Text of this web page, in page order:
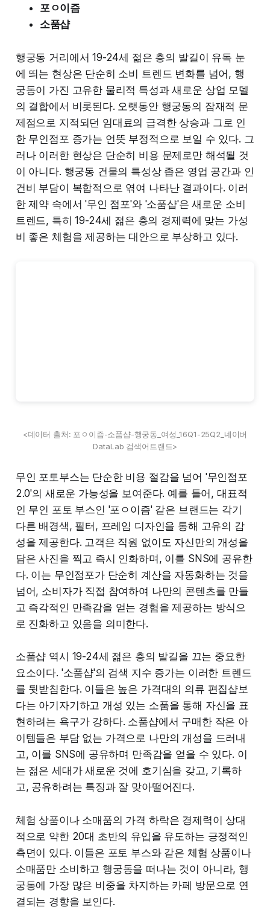
포ㅇ이즘
소품샵
행궁동 거리에서 19-24세 젊은 층의 발길이 유독 눈
에 띄는 현상은 단순히 소비 트렌드 변화를 넘어, 행
궁동이 가진 고유한 물리적 특성과 새로운 상업 모델
의 결합에서 비롯된다. 오랫동안 행궁동의 잠재적 문
제점으로 지적되던 임대료의 급격한 상승과 그로 인
한 무인점포 증가는 언뜻 부정적으로 보일 수 있다. 그
러나 이러한 현상은 단순히 비용 문제로만 해석될 것
이 아니다. 행궁동 건물의 특성상 좁은 영업 공간과 인
건비 부담이 복합적으로 엮여 나타난 결과이다. 이러
한 제약 속에서 '무인 점포'와 '소품샵'은 새로운 소비
트렌드, 특히 19-24세 젊은 층의 경제력에 맞는 가성
비 좋은 체험을 제공하는 대안으로 부상하고 있다.
<데이터 출처: 포ㅇ이즘-소품샵-행궁동_여성_16Q1-25Q2_네이버
DataLab 검색어트랜드>
무인 포토부스는 단순한 비용 절감을 넘어 '무인점포
2.0'의 새로운 가능성을 보여준다. 예를 들어, 대표적
인 무인 포토 부스인 '포ㅇ이즘' 같은 브랜드는 각기
다른 배경색, 필터, 프레임 디자인을 통해 고유의 감
성을 제공한다. 고객은 직원 없이도 자신만의 개성을
담은 사진을 찍고 즉시 인화하며, 이를 SNS에 공유한
다. 이는 무인점포가 단순히 계산을 자동화하는 것을
넘어, 소비자가 직접 참여하여 나만의 콘텐츠를 만들
고 즉각적인 만족감을 얻는 경험을 제공하는 방식으
로 진화하고 있음을 의미한다.
소품샵 역시 19-24세 젊은 층의 발길을 끄는 중요한
요소이다. '소품샵'의 검색 지수 증가는 이러한 트렌드
를 뒷받침한다. 이들은 높은 가격대의 의류 편집샵보
다는 아기자기하고 개성 있는 소품을 통해 자신을 표
현하려는 욕구가 강하다. 소품샵에서 구매한 작은 아
이템들은 부담 없는 가격으로 나만의 개성을 드러내
고, 이를 SNS에 공유하며 만족감을 얻을 수 있다. 이
는 젊은 세대가 새로운 것에 호기심을 갖고, 기록하
고, 공유하려는 특징과 잘 맞아떨어진다.
체험 상품이나 소매품의 가격 하락은 경제력이 상대
적으로 약한 20대 초반의 유입을 유도하는 긍정적인
측면이 있다. 이들은 포토 부스와 같은 체험 상품이나
소매품만 소비하고 행궁동을 떠나는 것이 아니라, 행
궁동에 가장 많은 비중을 차지하는 카페 방문으로 연
결되는 경향을 보인다.